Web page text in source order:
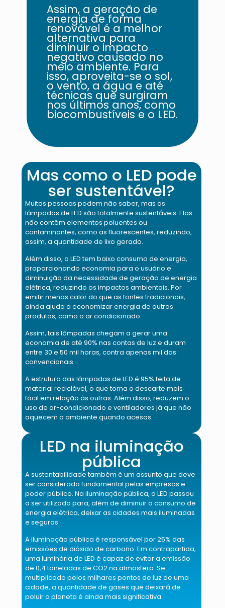
Assim, a geração de
energia de forma
renovável é a melhor
alternativa para
diminuir o impacto
negativo causado no
meio ambiente. Para
isso, aproveita-se o sol,
o vento, a água e até
técnicas que surgiram
nos últimos anos, como
biocombustíveis e o LED.
Mas como o LED pode
ser sustentável?
Muitas pessoas podem não saber, mas as
lâmpadas de LED são totalmente sustentáveis. Elas
não contêm elementos poluentes ou
contaminantes, como as fluorescentes, reduzindo,
assim, a quantidade de lixo gerado.
Além disso, o LED tem baixo consumo de energia,
proporcionando economia para o usuário e
diminuição da necessidade de geração de energia
elétrica, reduzindo os impactos ambientais. Por
emitir menos calor do que as fontes tradicionais,
ainda ajuda a economizar energia de outros
produtos, como o ar condicionado.
Assim, tais lâmpadas chegam a gerar uma
economia de até 90% nas contas de luz e duram
entre 30 e 50 mil horas, contra apenas mil das
convencionais.
A estrutura das lâmpadas de LED é 95% feita de
material reciclável, o que torna o descarte mais
fácil em relação às outras. Além disso, reduzem o
uso de ar-condicionado e ventiladores já que não
aquecem o ambiente quando acesas.
LED na iluminação
pública
A sustentabilidade também é um assunto que deve
ser considerado fundamental pelas empresas e
poder público. Na iluminação pública, o LED passou
a ser utilizado para, além de diminuir o consumo de
energia elétrica, deixar as cidades mais iluminadas
e seguras.
A iluminação pública é responsável por 25% das
emissões de dióxido de carbono. Em contrapartida,
uma luminária de LED é capaz de evitar a emissão
de 0,4 toneladas de CO2 na atmosfera. Se
multiplicado pelos milhares pontos de luz de uma
cidade, a quantidade de gases que deixará de
poluir o planeta é ainda mais significativa.